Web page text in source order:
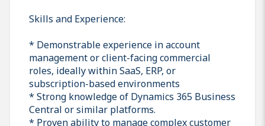
Skills and Experience:
* Demonstrable experience in account
management or client-facing commercial
roles, ideally within SaaS, ERP, or
subscription-based environments
* Strong knowledge of Dynamics 365 Business
Central or similar platforms.
* Proven ability to manage complex customer